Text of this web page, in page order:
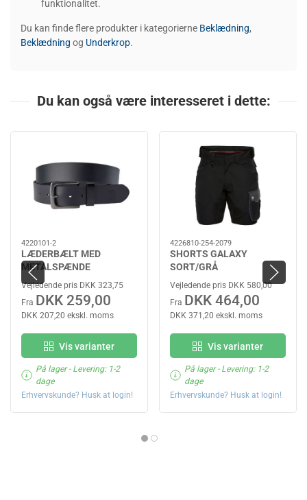
funktionalitet.
Du kan finde flere produkter i kategorierne Beklædning,
Beklædning og Underkrop.
Du kan også være interesseret i dette:
4220101-2
LÆDERBÆLT MED
METALSPÆNDE
Vejledende pris DKK 323,75
Fra DKK 259,00
DKK 207,20 ekskl. moms
Vis varianter
På lager- Levering: 1-2
dage
Erhvervskunde? Husk at login!
4226810-254-2079
SHORTS GALAXY
SORT/GRÅ
Vejledende pris DKK 580,00
Fra DKK 464,00
DKK 371,20 ekskl. moms
Vis varianter
På lager- Levering: 1-2
dage
Erhvervskunde? Husk at login!